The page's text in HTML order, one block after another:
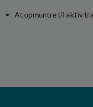
At opmuntre til aktiv